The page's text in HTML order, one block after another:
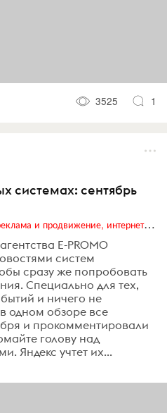
3525 1
системах: сентябрь
Digital (web-дизайн, интернет-реклама и продвижение, интернет-сообщества и блоги, интернет-коммуникации, мобильный маркетинг, реклама на цифровых экранах)
E-PROMO
систем
сразу же попробовать
Специально для тех,
и ничего не
одном обзоре все
и прокомментировали
голову над
Яндекс учтет их...